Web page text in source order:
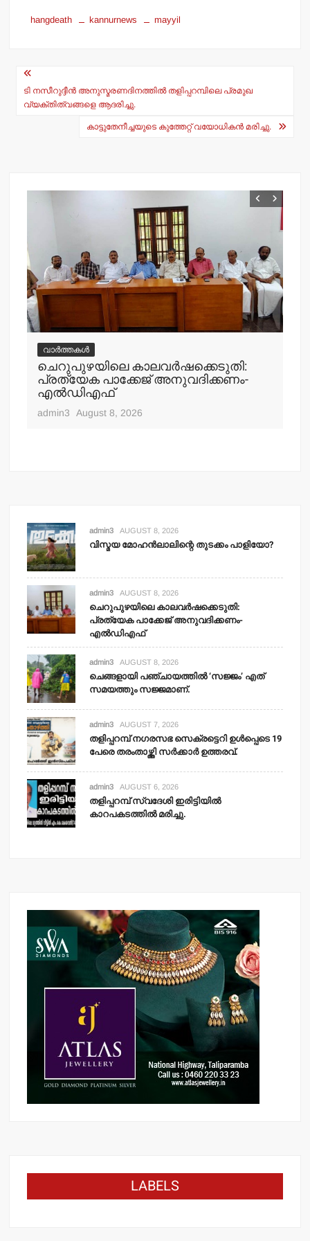
h
at
p
a
c
o
o
hangdeath kannurnews mayyil
Post
navigation
ടി നസീറുദ്ദീന്‍ അനുസ്മരണദിനത്തില്‍ തളിപ്പറമ്പിലെ പ്രമുഖ
വ്യക്തിത്വങ്ങളെ ആദരിച്ചു.
കാട്ടുതേനീച്ചയുടെ കുത്തേറ്റ് വയോധികന്‍ മരിച്ചു.
വാർത്തകൾ
ചെറുപുഴയിലെ കാലവര്‍ഷക്കെടുതി:
പ്രത്യേക പാക്കേജ് അനുവദിക്കണം-
എല്‍ഡിഎഫ്
admin3 August 8, 2026
admin3 AUGUST 8, 2026
വിസ്മയ മോഹന്‍ലാലിന്റെ തുടക്കം പാളിയോ?
admin3 AUGUST 8, 2026
ചെറുപുഴയിലെ കാലവര്‍ഷക്കെടുതി:
പ്രത്യേക പാക്കേജ് അനുവദിക്കണം-
എല്‍ഡിഎഫ്
admin3 AUGUST 8, 2026
ചെങ്ങളായി പഞ്ചായത്തില്‍ ‘സജ്ജം’ എത്
സമയത്തും സജ്ജമാണ്.
admin3 AUGUST 7, 2026
തളിപ്പറമ്പ് നഗരസഭ സെക്രട്ടെറി ഉള്‍പ്പെടെ 19
പേരെ തരംതാഴ്ത്തി സര്‍ക്കാര്‍ ഉത്തരവ്.
admin3 AUGUST 6, 2026
തളിപ്പറമ്പ് സ്വദേശി ഇരിട്ടിയില്‍
കാറപകടത്തില്‍ മരിച്ചു.
LABELS